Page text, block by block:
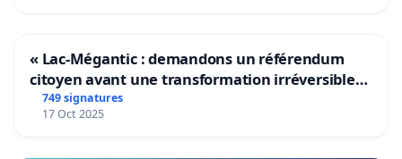
« Lac-Mégantic : demandons un référendum
citoyen avant une transformation irréversible
de notre territoire »
749 signatures
17 Oct 2025